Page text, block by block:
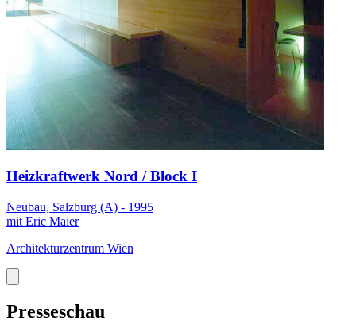
Heizkraftwerk Nord / Block I
Neubau, Salzburg (A) - 1995
mit Eric Maier
Architekturzentrum Wien
Presseschau